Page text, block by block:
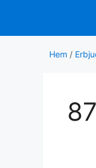
innehåll
Hem /